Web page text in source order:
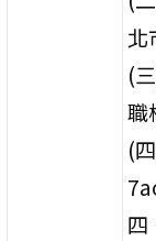
北
(
職
(